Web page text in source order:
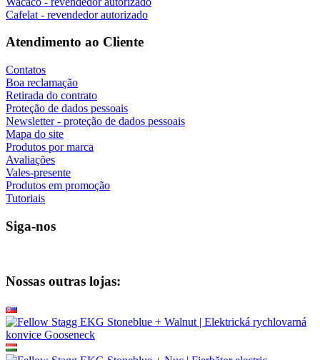
Cafelat - revendedor autorizado
Atendimento ao Cliente
Contatos
Boa reclamação
Retirada do contrato
Proteção de dados pessoais
Newsletter - proteção de dados pessoais
Mapa do site
Produtos por marca
Avaliações
Vales-presente
Produtos em promoção
Tutoriais
Siga-nos
Nossas outras lojas: